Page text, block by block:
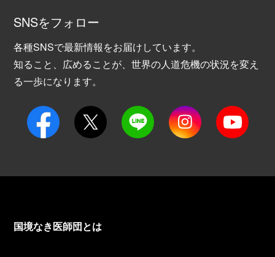
SNSをフォロー
各種SNSで最新情報をお届けしています。
知ること、広めることが、世界の人道危機の状況を変え
る一歩になります。
国境なき医師団とは